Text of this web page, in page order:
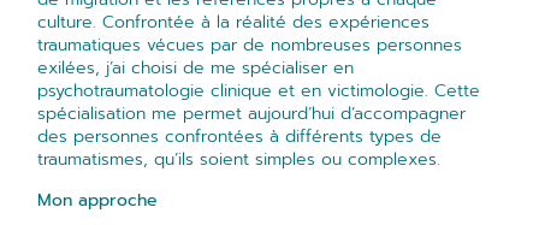
culture. Confrontée à la réalité des expériences
traumatiques vécues par de nombreuses personnes
exilées, j’ai choisi de me spécialiser en
psychotraumatologie clinique et en victimologie. Cette
spécialisation me permet aujourd’hui d’accompagner
des personnes confrontées à différents types de
traumatismes, qu’ils soient simples ou complexes.
Mon approche